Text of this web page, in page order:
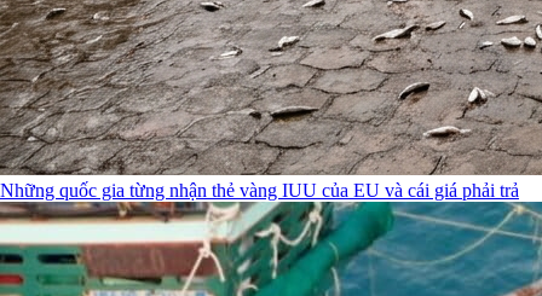
Những quốc gia từng nhận thẻ vàng IUU của EU và cái giá phải trả